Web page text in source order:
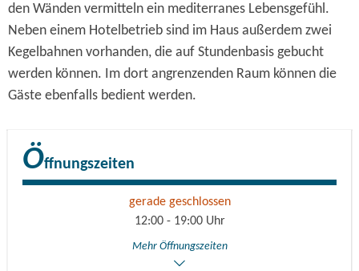
den Wänden vermitteln ein mediterranes Lebensgefühl.
Neben einem Hotelbetrieb sind im Haus außerdem zwei
Kegelbahnen vorhanden, die auf Stundenbasis gebucht
werden können. Im dort angrenzenden Raum können die
Gäste ebenfalls bedient werden.
Öffnungszeiten
gerade geschlossen
12:00 - 19:00 Uhr
Mehr Öffnungszeiten